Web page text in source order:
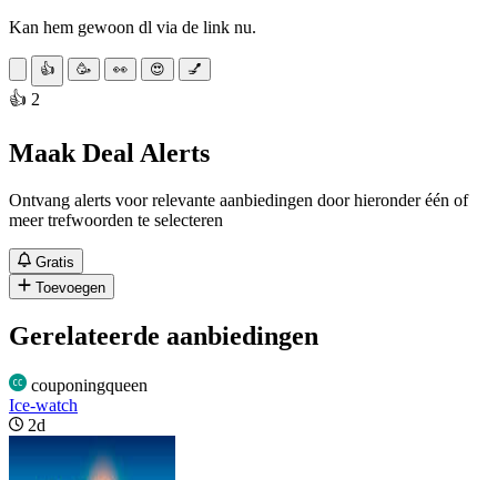
Kan hem gewoon dl via de link nu.
👍 🥳 👀 😍 💅
👍 2
Maak Deal Alerts
Ontvang alerts voor relevante aanbiedingen door hieronder één of
meer trefwoorden te selecteren
Gratis
Toevoegen
Gerelateerde aanbiedingen
couponingqueen
Ice-watch
2d